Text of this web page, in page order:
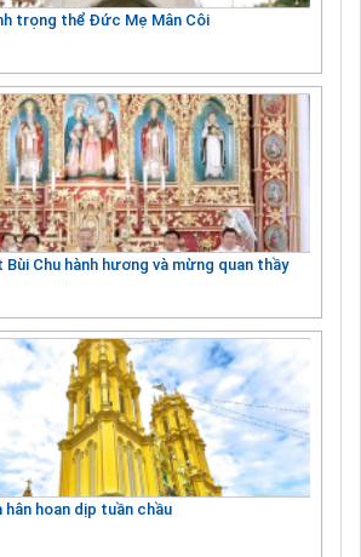
trọng thể Đức Mẹ Mân Côi
Bùi Chu hành hương và mừng quan thầy
hân hoan dịp tuần chầu